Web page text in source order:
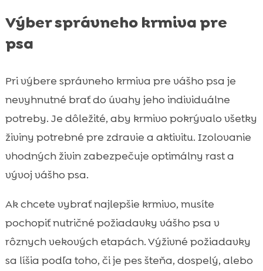
Výber správneho krmiva pre
psa
Pri výbere správneho krmiva pre vášho psa je
nevyhnutné brať do úvahy jeho individuálne
potreby. Je dôležité, aby krmivo pokrývalo všetky
živiny potrebné pre zdravie a aktivitu. Izolovanie
vhodných živin zabezpečuje optimálny rast a
vývoj vášho psa.
Ak chcete vybrať najlepšie krmivo, musíte
pochopiť nutričné požiadavky vášho psa v
rôznych vekových etapách. Výživné požiadavky
sa líšia podľa toho, či je pes šteňa, dospelý, alebo